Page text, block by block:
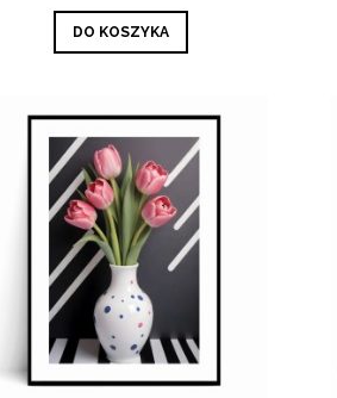
DO KOSZYKA